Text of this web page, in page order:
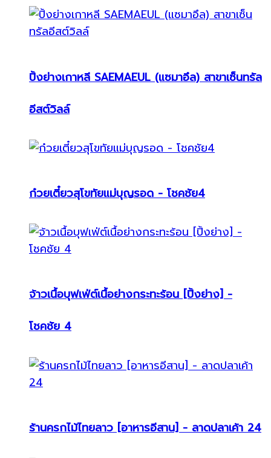
ปิ้งย่างเกาหลี SAEMAEUL (แซมาอึล) สาขาเซ็นทรัล
อีสต์วิลล์
ก๋วยเตี๋ยวสุโขทัยแม่บุญรอด - โชคชัย4
จ้าวเนื้อบุฟเฟ่ต์เนื้อย่างกระทะร้อน [ปิ้งย่าง] -
โชคชัย 4
ร้านครกไม้ไทยลาว [อาหารอีสาน] - ลาดปลาเค้า 24